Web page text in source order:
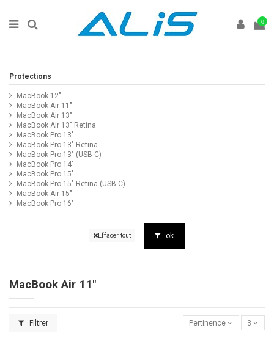
0
MacBook Air 11"
Filtrer Pertinence 3
Protections
MacBook 12"
MacBook Air 11"
MacBook Air 13"
MacBook Air 13" Retina
MacBook Pro 13"
MacBook Pro 13" Retina
MacBook Pro 13" (USB-C)
MacBook Pro 14"
MacBook Pro 15"
MacBook Pro 15" Retina (USB-C)
MacBook Air 15"
MacBook Pro 16"
Effacer tout ok